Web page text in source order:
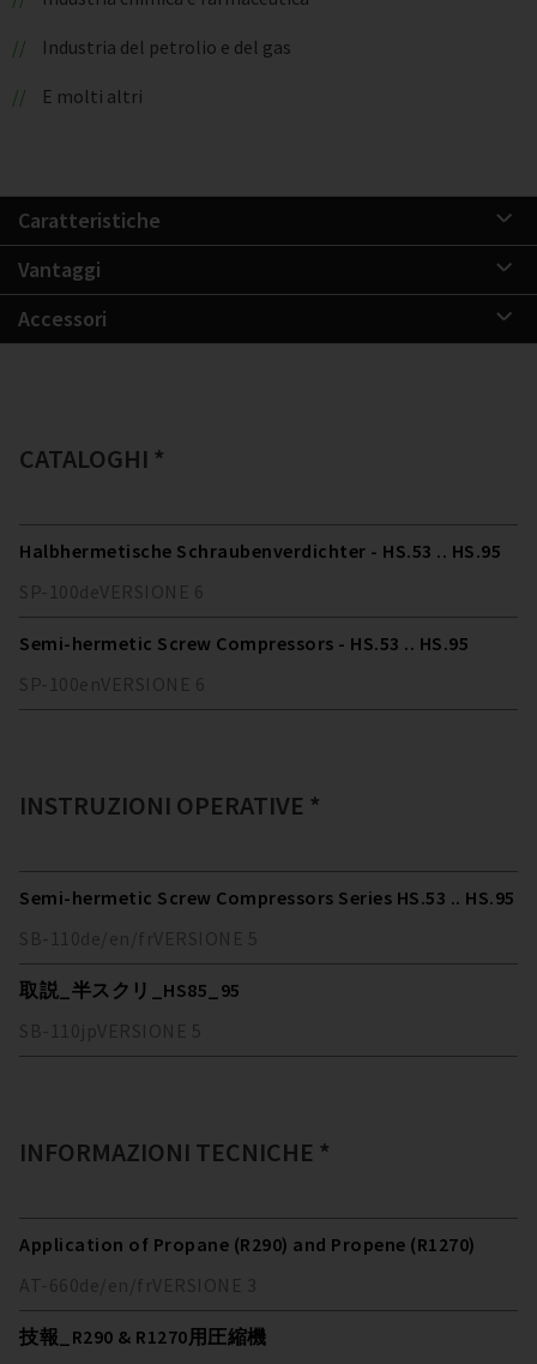
Industria del petrolio e del gas
E molti altri
Caratteristiche
Vantaggi
Accessori
CATALOGHI *
Halbhermetische Schraubenverdichter - HS.53 .. HS.95
SP-100deVERSIONE 6
Semi-hermetic Screw Compressors - HS.53 .. HS.95
SP-100enVERSIONE 6
INSTRUZIONI OPERATIVE *
Semi-hermetic Screw Compressors Series HS.53 .. HS.95
SB-110de/en/fr VERSIONE 5
取説_半スクリ_HS85_95
SB-110jpVERSIONE 5
INFORMAZIONI TECNICHE *
Application of Propane (R290) and Propene (R1270)
AT-660de/en/fr VERSIONE 3
技報_R290 & R1270用圧縮機